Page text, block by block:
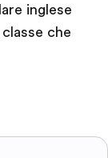
inglese
che